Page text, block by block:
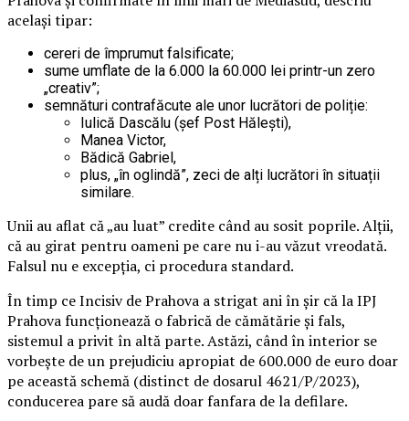
același tipar:
cereri de împrumut falsificate;
sume umflate de la 6.000 la 60.000 lei printr-un zero
„creativ”;
semnături contrafăcute ale unor lucrători de poliție:
Iulică Dascălu (șef Post Hălești),
Manea Victor,
Bădică Gabriel,
plus, „în oglindă”, zeci de alți lucrători în situații
similare.
Unii au aflat că „au luat” credite când au sosit poprile. Alții,
că au girat pentru oameni pe care nu i-au văzut vreodată.
Falsul nu e excepția, ci procedura standard.
În timp ce Incisiv de Prahova a strigat ani în șir că la IPJ
Prahova funcționează o fabrică de cămătărie și fals,
sistemul a privit în altă parte. Astăzi, când în interior se
vorbește de un prejudiciu apropiat de 600.000 de euro doar
pe această schemă (distinct de dosarul 4621/P/2023),
conducerea pare să audă doar fanfara de la defilare.